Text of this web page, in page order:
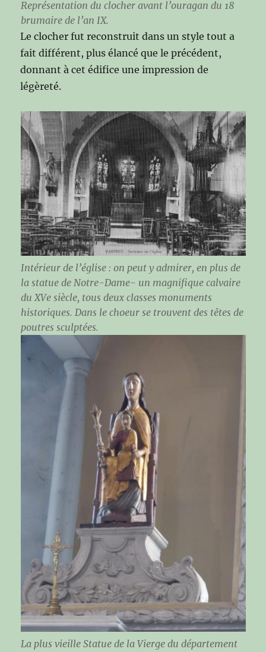
Représentation du clocher avant l’ouragan du 18
brumaire de l’an IX.
Le clocher fut reconstruit dans un style tout a
fait différent, plus élancé que le précédent,
donnant à cet édifice une impression de
légèreté.
Intérieur de l’église : on peut y admirer, en plus de
la statue de Notre-Dame- un magnifique calvaire
du XVe siècle, tous deux classes monuments
historiques. Dans le choeur se trouvent des têtes de
poutres sculptées.
La plus vieille Statue de la Vierge du département